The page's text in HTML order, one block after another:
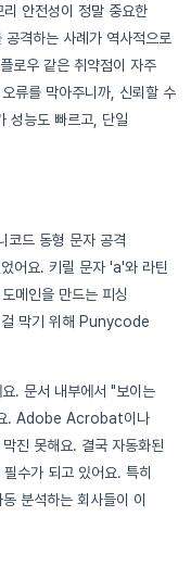
안전성이 정말 중요한
격하는 사례가 역사적으로
로우 같은 취약점이 자주
류를 막아주니까, 신뢰할 수
성능도 빠르고, 단일
코드 동형 문자 공격
어요. 키릴 문자 'а'와 라틴
메인을 만드는 피싱
막기 위해 Punycode
. 문서 내부에서 "보이는
요. Adobe Acrobat이나
진 못해요. 결국 자동화된
수가 되고 있어요. 특히
분석하는 회사들이 이